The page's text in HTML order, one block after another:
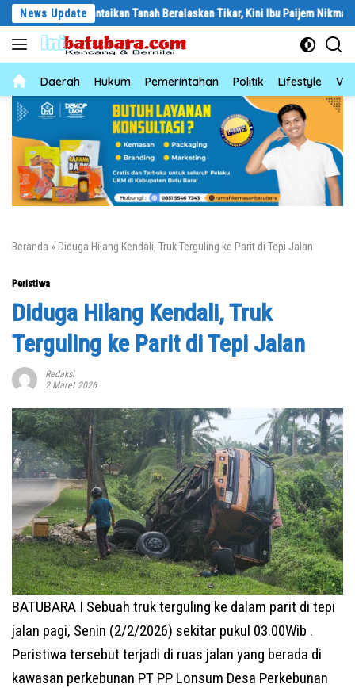
Langsung
konten
News Update
Berlantaikan Tanah Beralaskan Tikar, Kini Ibu Paijem Nikmati Lantai
NewsDaerah Hukum Pemerintahan Politik Lifestyle
Beranda » Diduga Hilang Kendali, Truk Terguling ke Parit di Tepi Jalan
Peristiwa
Diduga Hilang Kendali, Truk
Terguling ke Parit di Tepi Jalan
Redaksi
2 Maret 2026
BATUBARA I Sebuah truk terguling ke dalam parit di tepi
jalan pagi, Senin (2/2/2026) sekitar pukul 03.00Wib .
Peristiwa tersebut terjadi di ruas jalan yang berada di
kawasan perkebunan PT PP Lonsum Desa Perkebunan